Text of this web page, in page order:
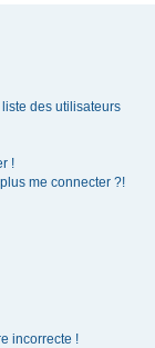
des utilisateurs
!
me connecter ?!
incorrecte !